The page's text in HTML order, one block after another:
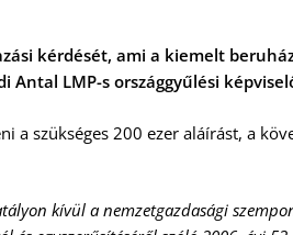
kérdését, ami a kiemelt
Antal LMP-s országgyűlési
a szükséges 200 ezer aláírást, a
kívül a nemzetgazdasági